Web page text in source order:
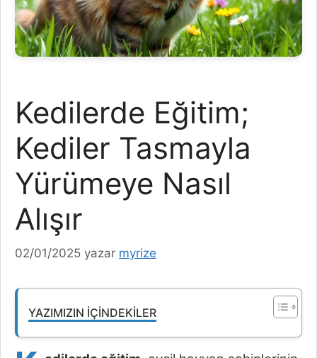
Kedilerde Eğitim;
Kediler Tasmayla
Yürümeye Nasıl
Alışır
02/01/2025 yazar myrize
YAZIMIZIN İÇINDEKILER